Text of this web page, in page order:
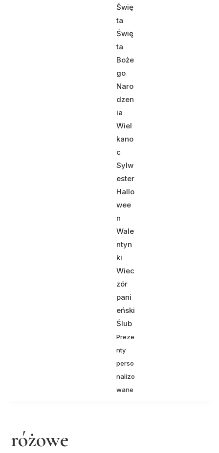
Świę
ta
Świę
ta
Boże
go
Naro
dzen
ia
Wiel
kano
c
Sylw
ester
Hallo
wee
n
Wale
ntyn
ki
Wiec
zór
pani
eński
Ślub
Preze
nty
perso
nalizo
wane
różowe